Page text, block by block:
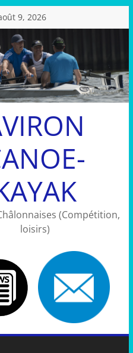
9, 2026
(Compétition,
loisirs)